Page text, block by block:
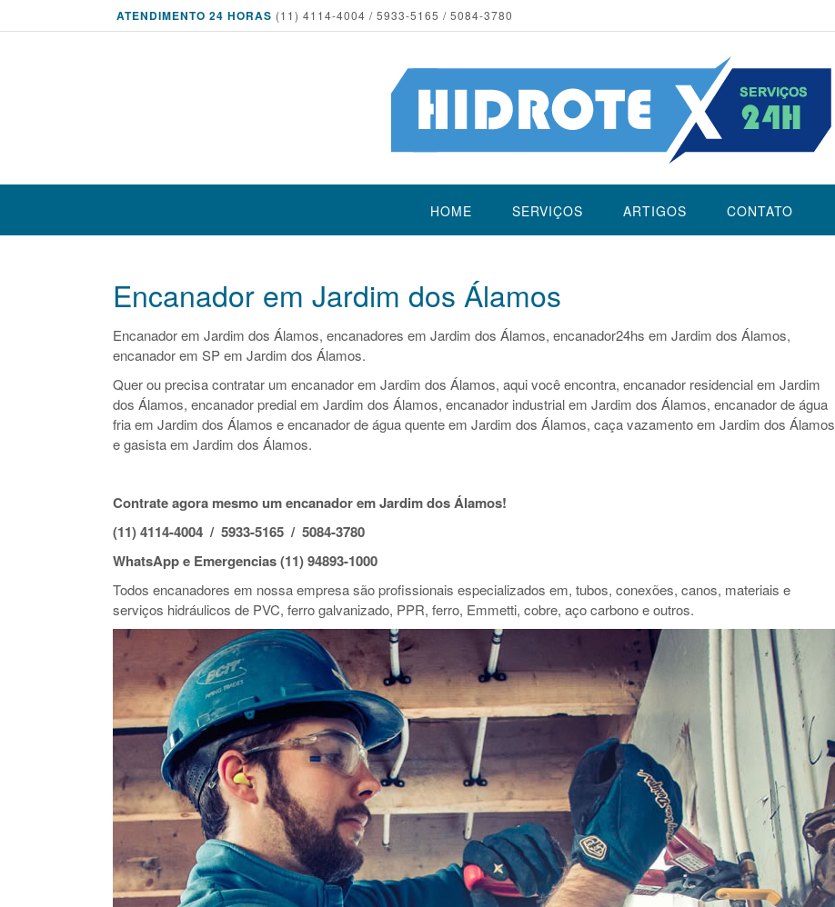
ATENDIMENTO 24 HORAS (11) 4114-4004 / 5933-5165 / 5084-3780
HOME SERVIÇOS ARTIGOS CONTATO
Encanador em Jardim dos Álamos
Encanador em Jardim dos Álamos, encanadores em Jardim dos Álamos, encanador24hs em Jardim dos Álamos,
encanador em SP em Jardim dos Álamos.
Quer ou precisa contratar um encanador em Jardim dos Álamos, aqui você encontra, encanador residencial em Jardim
dos Álamos, encanador predial em Jardim dos Álamos, encanador industrial em Jardim dos Álamos, encanador de água
fria em Jardim dos Álamos e encanador de água quente em Jardim dos Álamos, caça vazamento em Jardim dos Álamos
e gasista em Jardim dos Álamos.
Contrate agora mesmo um encanador em Jardim dos Álamos!
(11) 4114-4004 / 5933-5165 / 5084-3780
WhatsApp e Emergencias (11) 94893-1000
Todos encanadores em nossa empresa são profissionais especializados em, tubos, conexões, canos, materiais e
serviços hidráulicos de PVC, ferro galvanizado, PPR, ferro, Emmetti, cobre, aço carbono e outros.